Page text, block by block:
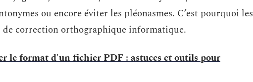
ou encore éviter les pléonasmes. C’est pourquoi les
correction orthographique informatique.
le format d'un fichier PDF : astuces et outils pour